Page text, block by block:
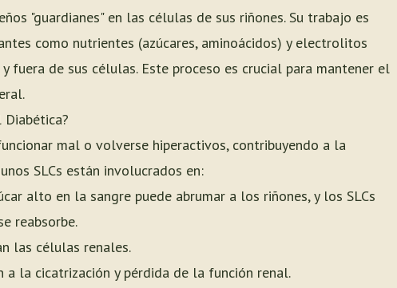
"guardianes" en las células de sus riñones. Su trabajo es
como nutrientes (azúcares, aminoácidos) y electrolitos
fuera de sus células. Este proceso es crucial para mantener el
Diabética?
mal o volverse hiperactivos, contribuyendo a la
SLCs están involucrados en:
alto en la sangre puede abrumar a los riñones, y los SLCs
reabsorbe.
las células renales.
a la cicatrización y pérdida de la función renal.